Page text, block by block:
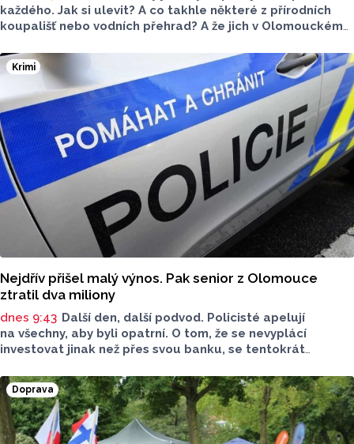
každého. Jak si ulevit? A co takhle některé z přírodních
koupališť nebo vodních přehrad? A že jich v Olomouckém
vybrali. Kterému z nich dáte přednost?
Krimi
Nejdřív přišel malý výnos. Pak senior z Olomouce
ztratil dva miliony
dnes 9:43 Další den, další podvod. Policisté apelují
na všechny, aby byli opatrní. O tom, že se nevyplácí
investovat jinak než přes svou banku, se tentokrát
miliony. Policisté radí, abyste si nabídky investic pečlivě
zkontrolovali.
Doprava